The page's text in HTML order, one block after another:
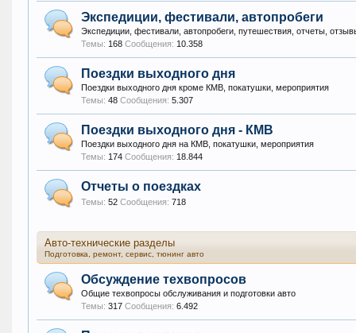
Экспедиции, фестивали, автопробеги
Экспедиции, фестивали, автопробеги, путешествия, отчеты,
Темы: 168 Сообщения: 10.358
Поездки выходного дня
Поездки выходного дня кроме КМВ, покатушки, мероприятия
Темы: 48 Сообщения: 5.307
Поездки выходного дня - КМВ
Поездки выходного дня на КМВ, покатушки, мероприятия
Темы: 174 Сообщения: 18.844
Отчеты о поездках
Темы: 52 Сообщения: 718
Авто-технические разделы
Подготовка, ремонт, сервис, тюнинг авто
Обсуждение техвопросов
Общие техвопросы обслуживания и подготовки авто
Темы: 317 Сообщения: 6.492